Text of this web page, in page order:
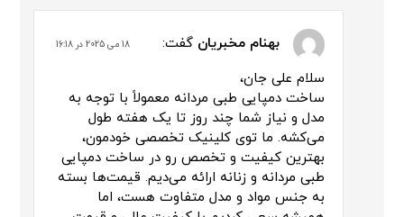
بهنام مخبریان گفت: 18 می 2025 در 16:18
سلام علی جان،
ساخت دمپایی طبی مردانه معمولاً با توجه به
مدل و نیاز شما چند روز تا یک هفته طول
می‌کشه. ما توی کلینیک تخصصی خودمون،
بهترین کیفیت و تخصص رو در ساخت دمپایی
طبی مردانه و زنانه ارائه می‌دیم. قیمت‌ها بسته
به جنس مواد و مدل متفاوت هست، اما